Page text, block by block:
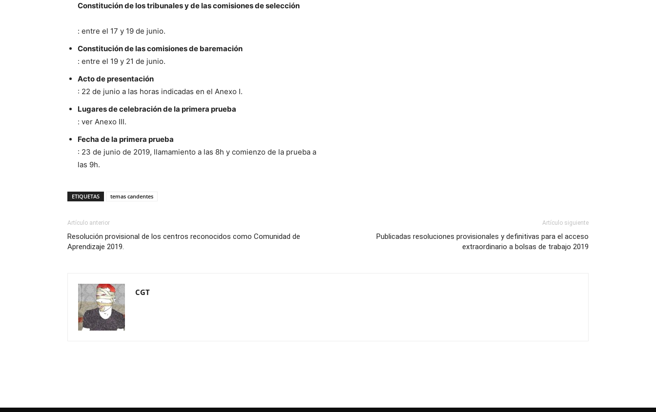
Constitución de los tribunales y de las comisiones de selección
: entre el 17 y 19 de junio.
Constitución de las comisiones de baremación
: entre el 19 y 21 de junio.
Acto de presentación
: 22 de junio a las horas indicadas en el Anexo I.
Lugares de celebración de la primera prueba
: ver Anexo III.
Fecha de la primera prueba
: 23 de junio de 2019, llamamiento a las 8h y comienzo de la prueba a
las 9h.
ETIQUETAS temas candentes
Artículo anterior
Resolución provisional de los centros reconocidos como Comunidad de
Aprendizaje 2019.
Artículo siguiente
Publicadas resoluciones provisionales y definitivas para el acceso
extraordinario a bolsas de trabajo 2019
CGT